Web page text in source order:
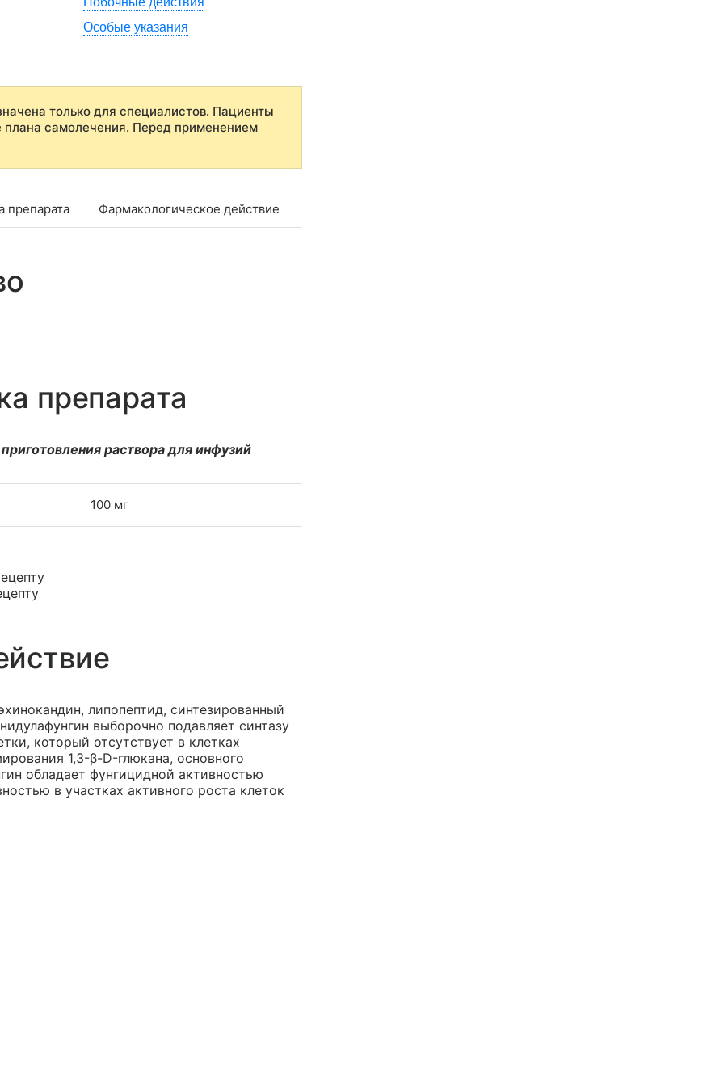
Особые указания
только для специалистов. Пациенты
плана самолечения. Перед применением
препарата Фармакологическое действие
препарата
раствора для инфузий
100 мг
липопептид, синтезированный
выборочно подавляет синтазу
который отсутствует в клетках
1,3-β-D-глюкана, основного
обладает фунгицидной активностью
в участках активного роста клеток